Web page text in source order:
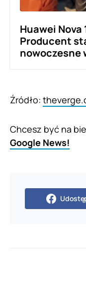
Huawei Nova
Producent
nowoczesne
Źródło:
Chcesz być na
Google News!